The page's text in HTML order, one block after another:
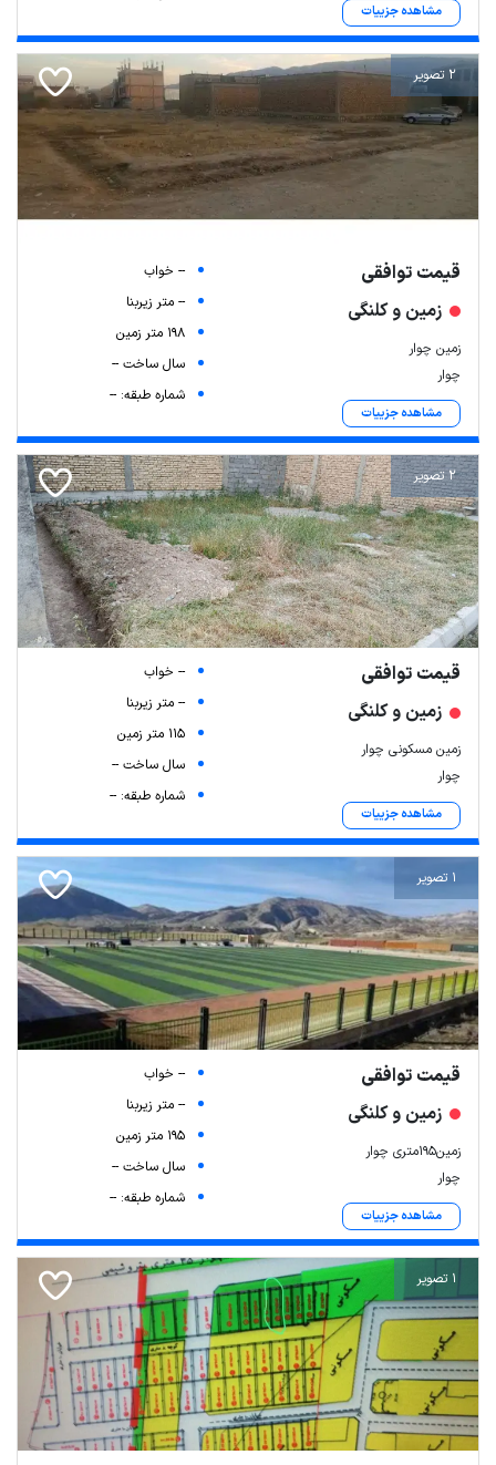
مشاهده جزییات
2 تصویر
قیمت توافقی
زمین و کلنگی
زمین چوار
چوار
مشاهده جزییات
-- خواب
-- متر زیربنا
198 متر زمین
سال ساخت --
شماره طبقه: --
2 تصویر
قیمت توافقی
زمین و کلنگی
زمین مسکونی چوار
چوار
مشاهده جزییات
-- خواب
-- متر زیربنا
115 متر زمین
سال ساخت --
شماره طبقه: --
1 تصویر
قیمت توافقی
زمین و کلنگی
زمین۱۹۵متری چوار
چوار
مشاهده جزییات
-- خواب
-- متر زیربنا
195 متر زمین
سال ساخت --
شماره طبقه: --
1 تصویر